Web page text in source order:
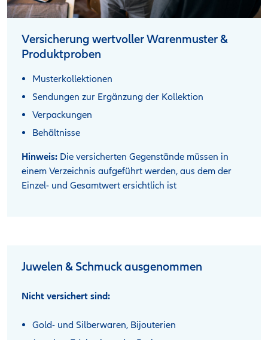
Versicherung wertvoller Warenmuster &
Produktproben
Musterkollektionen
Sendungen zur Ergänzung der Kollektion
Verpackungen
Behältnisse
Hinweis: Die versicherten Gegenstände müssen in
einem Verzeichnis aufgeführt werden, aus dem der
Einzel- und Gesamtwert ersichtlich ist
Juwelen & Schmuck ausgenommen
Nicht versichert sind:
Gold- und Silberwaren, Bijouterien